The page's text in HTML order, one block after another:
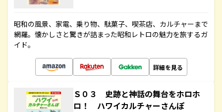
昭和の風景、家電、乗り物、駄菓子、喫茶店、カルチャーまで
網羅。懐かしさと驚きが詰まった昭和レトロの魅力を旅するガ
イド。
詳細を見る
Ｓ０３ 史跡と神話の舞台をホロホ
ロ！ ハワイカルチャーさんぽ